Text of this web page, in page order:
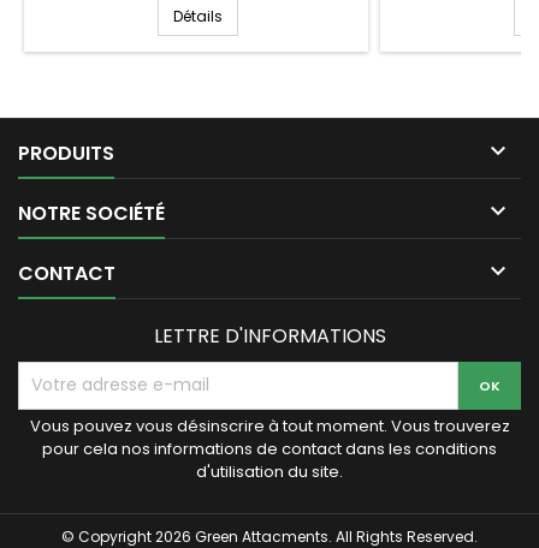
Détails
PRODUITS 
NOTRE SOCIÉTÉ 
CONTACT 
LETTRE D'INFORMATIONS
Vous pouvez vous désinscrire à tout moment. Vous trouverez
pour cela nos informations de contact dans les conditions
d'utilisation du site.
© Copyright 2026 Green Attacments. All Rights Reserved.